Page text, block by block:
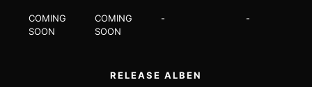
COMING
SOON
COMING
SOON
- -
RELEASE ALBEN